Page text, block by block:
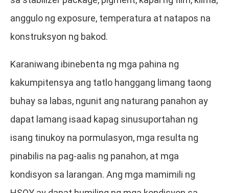
anggulo ng exposure, temperatura at natapos na
konstruksyon ng bakod.
Karaniwang ibinebenta ng mga pahina ng
kakumpitensya ang tatlo hanggang limang taong
buhay sa labas, ngunit ang naturang panahon ay
dapat lamang isaad kapag sinusuportahan ng
isang tinukoy na pormulasyon, mga resulta ng
pinabilis na pag-aalis ng panahon, at mga
kondisyon sa larangan. Ang mga mamimili ng